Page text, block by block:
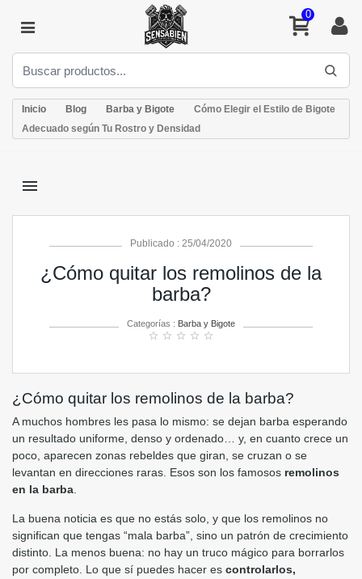
0
Inicio Blog Barba y Bigote
Cómo Elegir el Estilo de Bigote
Adecuado según Tu Rostro y Densidad
menu
Publicado : 25/04/2020
¿Cómo quitar los remolinos de la
barba?
Categorías : Barba y Bigote
star_border star_border star_border star_border star_border
¿Cómo quitar los remolinos de la barba?
A muchos hombres les pasa lo mismo: se dejan barba esperando
un resultado uniforme, denso y ordenado… y, en cuanto crece un
poco, aparecen zonas rebeldes que giran, se cruzan o se
levantan en direcciones raras. Esos son los famosos remolinos
en la barba
La buena noticia es que no estás solo, y que los remolinos no
significan que tengas “mala barba”, sino un patrón de crecimiento
distinto. La menos buena: no hay un truco mágico para borrarlos
por completo. Lo que sí puedes hacer es controlarlos,